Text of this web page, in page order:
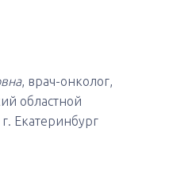
, врач-онколог,
областной
Екатеринбург